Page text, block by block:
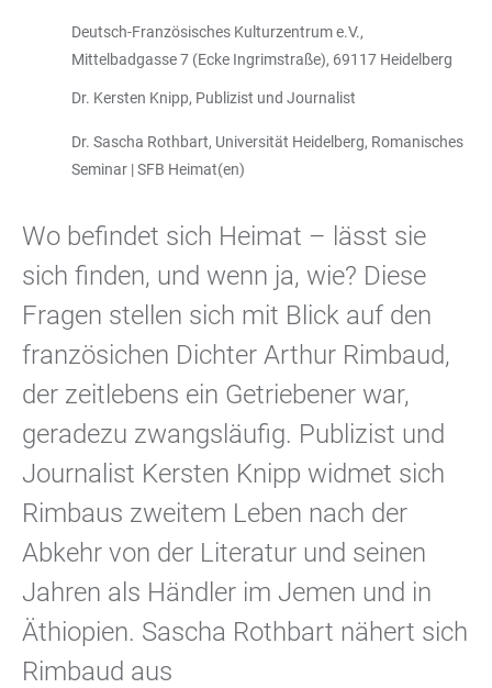
Deutsch-Französisches Kulturzentrum e.V.,
Mittelbadgasse 7 (Ecke Ingrimstraße), 69117 Heidelberg
Dr. Kersten Knipp, Publizist und Journalist
Dr. Sascha Rothbart, Universität Heidelberg, Romanisches
Seminar | SFB Heimat(en)
Wo befindet sich Heimat – lässt sie
sich finden, und wenn ja, wie? Diese
Fragen stellen sich mit Blick auf den
französichen Dichter Arthur Rimbaud,
der zeitlebens ein Getriebener war,
geradezu zwangsläufig. Publizist und
Journalist Kersten Knipp widmet sich
Rimbaus zweitem Leben nach der
Abkehr von der Literatur und seinen
Jahren als Händler im Jemen und in
Äthiopien. Sascha Rothbart nähert sich
Rimbaud aus